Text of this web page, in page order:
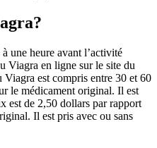
une heure avant l’activité
Viagra en ligne sur le site du
est compris entre 30 et 60
le médicament original. Il est
est de 2,50 dollars par rapport
Il est pris avec ou sans